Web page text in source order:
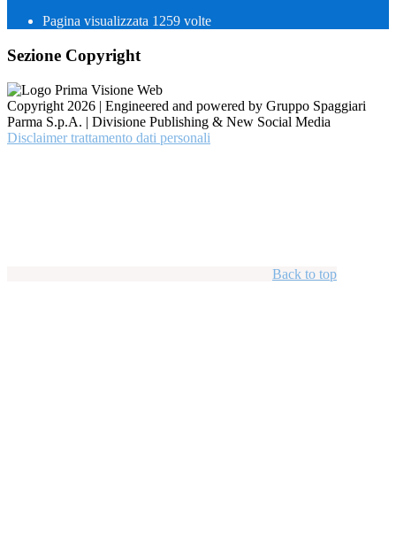
Pagina visualizzata 1259 volte
Sezione Copyright
Copyright 2026 | Engineered and powered by Gruppo Spaggiari
Parma S.p.A. | Divisione Publishing & New Social Media
Disclaimer trattamento dati personali
Back to top